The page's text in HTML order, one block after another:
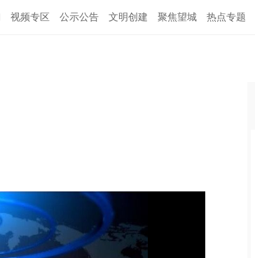
视频专区 公示公告 文明创建 聚焦望城 热点专题